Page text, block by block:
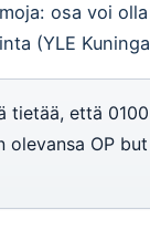
osa voi
(YLE
tietää, että
OP